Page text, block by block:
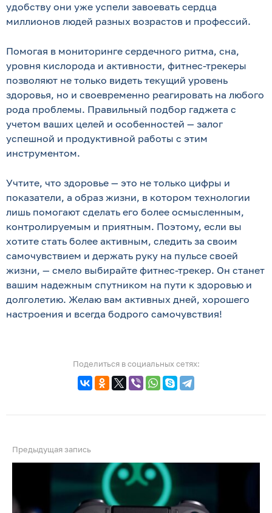
удобству они уже успели завоевать сердца
миллионов людей разных возрастов и профессий.
Помогая в мониторинге сердечного ритма, сна,
уровня кислорода и активности, фитнес-трекеры
позволяют не только видеть текущий уровень
здоровья, но и своевременно реагировать на любого
рода проблемы. Правильный подбор гаджета с
учетом ваших целей и особенностей — залог
успешной и продуктивной работы с этим
инструментом.
Учтите, что здоровье — это не только цифры и
показатели, а образ жизни, в котором технологии
лишь помогают сделать его более осмысленным,
контролируемым и приятным. Поэтому, если вы
хотите стать более активным, следить за своим
самочувствием и держать руку на пульсе своей
жизни, — смело выбирайте фитнес-трекер. Он станет
вашим надежным спутником на пути к здоровью и
долголетию. Желаю вам активных дней, хорошего
настроения и всегда бодрого самочувствия!
Поделиться в социальных сетях:
Предыдущая запись